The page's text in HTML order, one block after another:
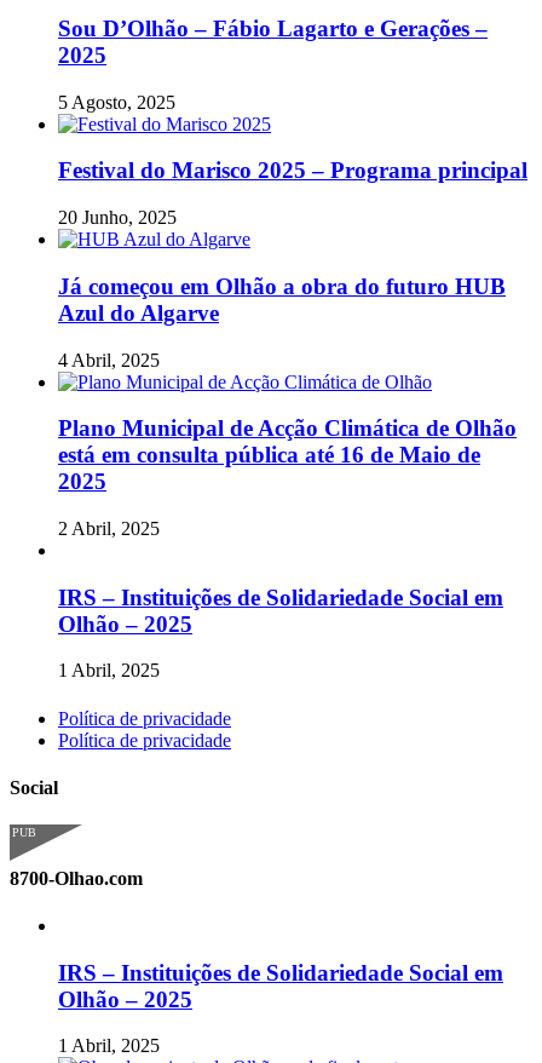
Sou D’Olhão – Fábio Lagarto e Gerações –
2025
5 Agosto, 2025
Festival do Marisco 2025 – Programa principal
20 Junho, 2025
Já começou em Olhão a obra do futuro HUB
Azul do Algarve
4 Abril, 2025
Plano Municipal de Acção Climática de Olhão
está em consulta pública até 16 de Maio de
2025
2 Abril, 2025
IRS – Instituições de Solidariedade Social em
Olhão – 2025
1 Abril, 2025
Política de privacidade
Política de privacidade
Social
PUB
8700-Olhao.com
IRS – Instituições de Solidariedade Social em
Olhão – 2025
1 Abril, 2025